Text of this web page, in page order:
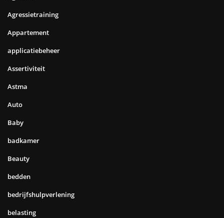
Agressietraining
Appartement
applicatiebeheer
Assertiviteit
Astma
Auto
Baby
badkamer
Beauty
bedden
bedrijfshulpverlening
belasting